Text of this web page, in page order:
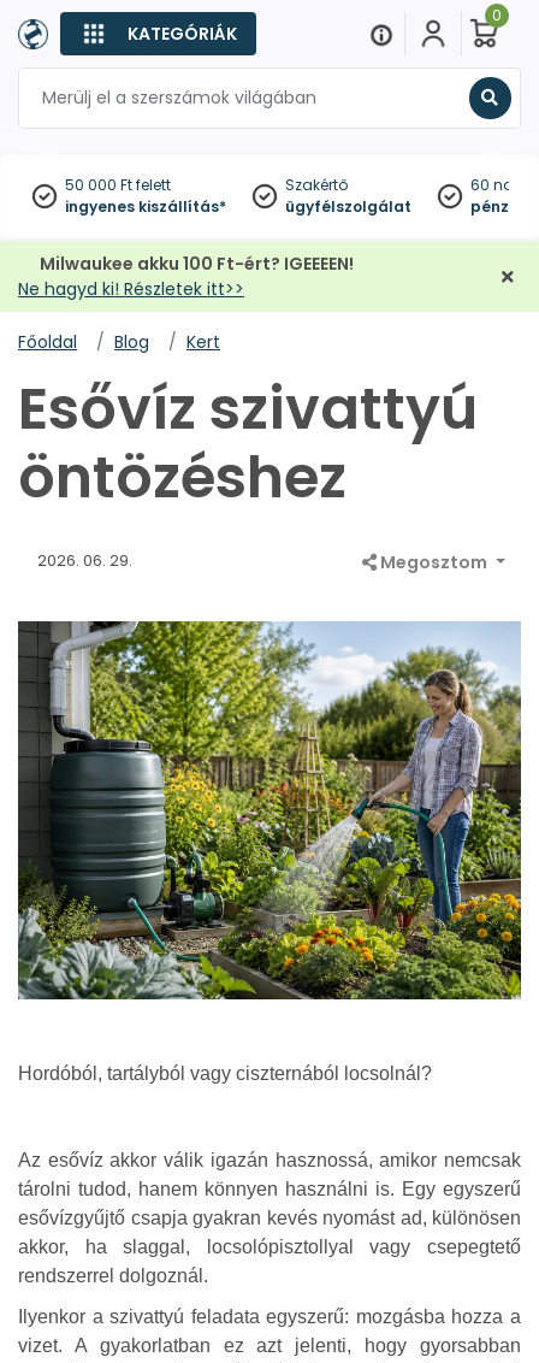
KATEGÓRIÁK
0
50 000 Ft felett
ingyenes kiszállítás*
Szakértő
ügyfélszolgálat
60
Milwaukee akku 100 Ft-ért? IGEEEEN!
Ne hagyd ki! Részletek itt>>
Főoldal Blog Kert
Esővíz szivattyú
öntözéshez
2026. 06. 29. Megosztom
Hordóból, tartályból vagy ciszternából locsolnál?
Az esővíz akkor válik igazán hasznossá, amikor nemcsak
tárolni tudod, hanem könnyen használni is. Egy egyszerű
esővízgyűjtő csapja gyakran kevés nyomást ad, különösen
akkor, ha slaggal, locsolópisztollyal vagy csepegtető
rendszerrel dolgoznál.
Ilyenkor a szivattyú feladata egyszerű: mozgásba hozza a
vizet. A gyakorlatban ez azt jelenti, hogy gyorsabban